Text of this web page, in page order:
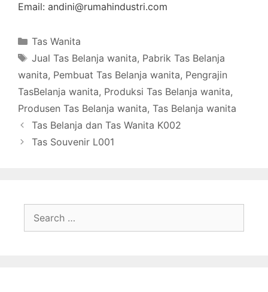
Email: andini@rumahindustri.com
Categories
Tas Wanita
Tags
Jual Tas Belanja wanita, Pabrik Tas Belanja
wanita, Pembuat Tas Belanja wanita, Pengrajin
TasBelanja wanita, Produksi Tas Belanja wanita,
Produsen Tas Belanja wanita, Tas Belanja wanita
Tas Belanja dan Tas Wanita K002
Tas Souvenir L001